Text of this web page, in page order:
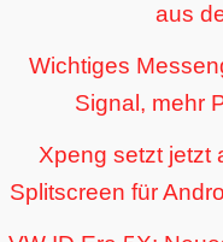
aus
Wichtiges
Signal, mehr
Xpeng setzt jetzt
Splitscreen für